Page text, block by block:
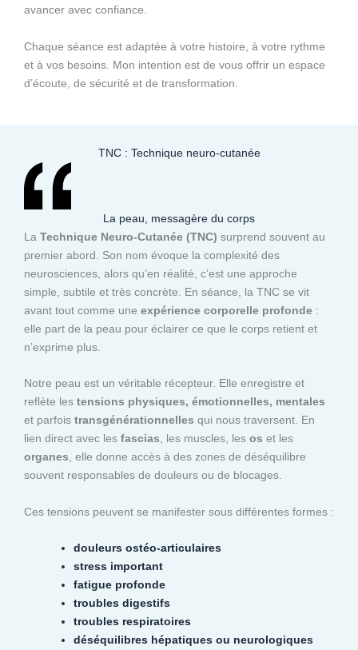
avancer avec confiance.
Chaque séance est adaptée à votre histoire, à votre rythme
et à vos besoins. Mon intention est de vous offrir un espace
d’écoute, de sécurité et de transformation.
TNC : Technique neuro-cutanée
La peau, messagère du corps
La Technique Neuro-Cutanée (TNC) surprend souvent au
premier abord. Son nom évoque la complexité des
neurosciences, alors qu’en réalité, c’est une approche
simple, subtile et très concrète. En séance, la TNC se vit
avant tout comme une expérience corporelle profonde :
elle part de la peau pour éclairer ce que le corps retient et
n’exprime plus.
Notre peau est un véritable récepteur. Elle enregistre et
reflète les tensions physiques, émotionnelles, mentales
et parfois transgénérationnelles qui nous traversent. En
lien direct avec les fascias, les muscles, les os et les
organes, elle donne accès à des zones de déséquilibre
souvent responsables de douleurs ou de blocages.
Ces tensions peuvent se manifester sous différentes formes :
douleurs ostéo-articulaires
stress important
fatigue profonde
troubles digestifs
troubles respiratoires
déséquilibres hépatiques ou neurologiques